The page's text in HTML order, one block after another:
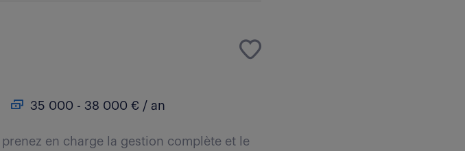
35 000 - 38 000 € / an
en charge la gestion complète et le